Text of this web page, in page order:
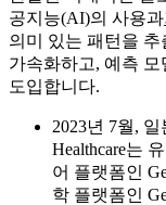
공지능(AI)의 사용과
의미 있는 패턴을
가속화하고, 예측
도입합니다.
2023년 7월,
Healthcare는
어 플랫폼인
학 플랫폼인